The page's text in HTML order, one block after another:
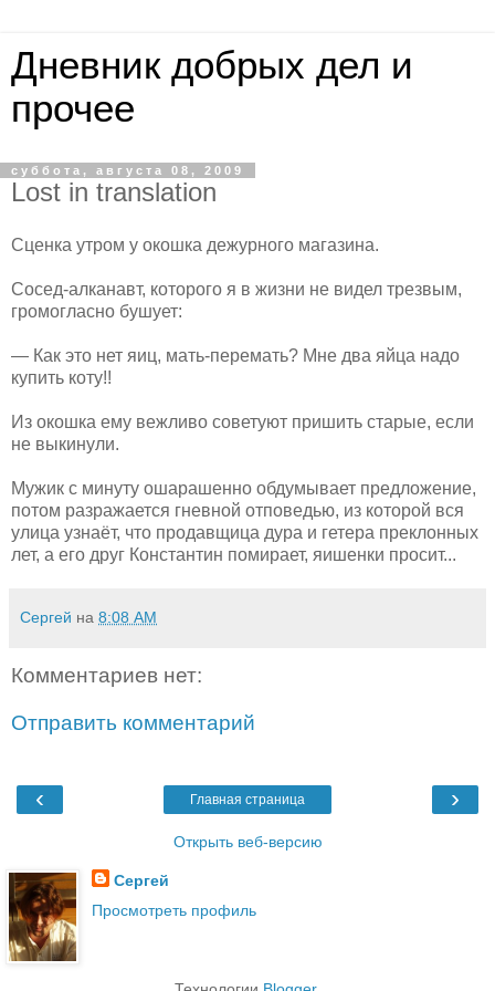
Дневник добрых дел и
прочее
суббота, августа 08, 2009
Lost in translation
Сценка утром у окошка дежурного магазина.
Сосед-алканавт, которого я в жизни не видел трезвым,
громогласно бушует:
— Как это нет яиц, мать-перемать? Мне два яйца надо
купить коту!!
Из окошка ему вежливо советуют пришить старые, если
не выкинули.
Мужик с минуту ошарашенно обдумывает предложение,
потом разражается гневной отповедью, из которой вся
улица узнаёт, что продавщица дура и гетера преклонных
лет, а его друг Константин помирает, яишенки просит...
Сергей на 8:08 AM
Комментариев нет:
Отправить комментарий
‹ ›
Главная страница
Открыть веб-версию
Сергей
Просмотреть профиль